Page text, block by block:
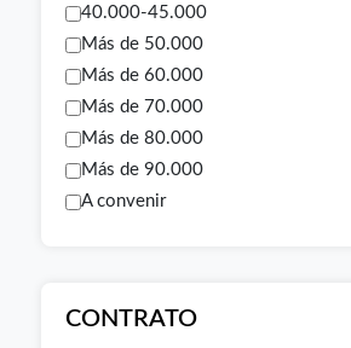
40.000-45.000
Más de 50.000
Más de 60.000
Más de 70.000
Más de 80.000
Más de 90.000
A convenir
CONTRATO